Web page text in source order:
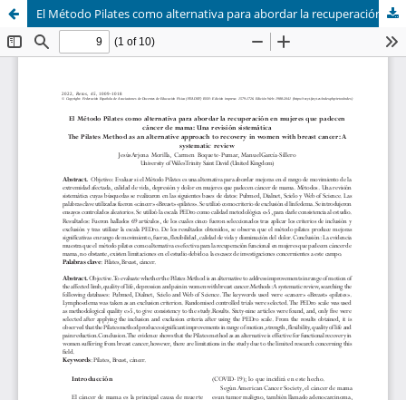
El Método Pilates como alternativa para abordar la recuperación en mujeres que padecen cáncer de mama: Una revisión sistemática (The Pilates Method as an alternative approach to recovery in women with breast cancer: A systematic review)